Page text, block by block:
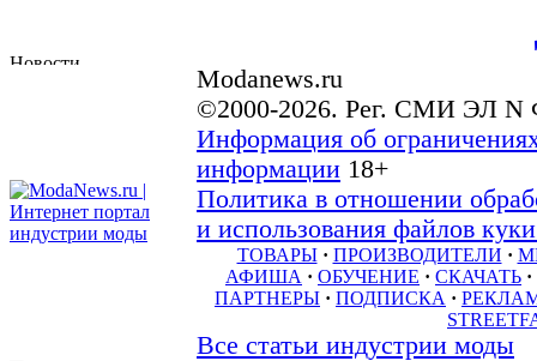
Modanews.ru
©2000-2026. Рег. СМИ ЭЛ N
Информация об
информации 18+
Политика в отношении
и использования файлов
ТОВАРЫ · ПРОИЗВОДИТЕЛИ ·
АФИША · ОБУЧЕНИЕ · СКАЧАТЬ ·
ПАРТНЕРЫ · ПОДПИСКА ·
Все статьи индустрии моды